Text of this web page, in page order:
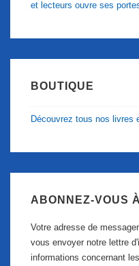
et lecteurs ouvre ses
BOUTIQUE
Découvrez tous nos livres
ABONNEZ-VOUS
Votre adresse de
vous envoyer notre lettre
informations concernant